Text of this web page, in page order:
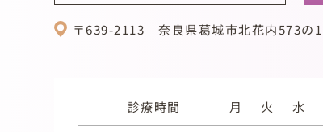
〒639-2113奈良県葛城市北花内573の1
診療時間 月 火 水